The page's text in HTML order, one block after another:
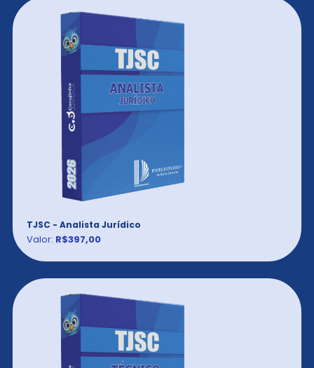
TJSC - Analista Jurídico
Valor: R$397,00